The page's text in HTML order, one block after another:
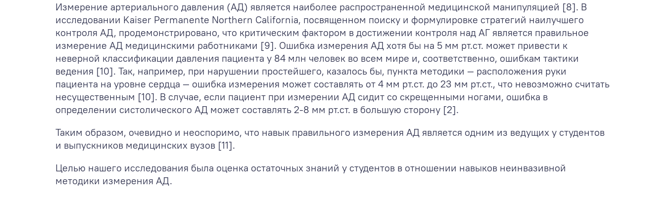
Измерение артериального давления (АД) является наиболее распространенной медицинской манипуляцией [8]. В
исследовании Kaiser Permanente Northern California, посвященном поиску и формулировке стратегий наилучшего
контроля АД, продемонстрировано, что критическим фактором в достижении контроля над АГ является правильное
измерение АД медицинскими работниками [9]. Ошибка измерения АД хотя бы на 5 мм рт.ст. может привести к
неверной классификации давления пациента у 84 млн человек во всем мире и, соответственно, ошибкам тактики
ведения [10]. Так, например, при нарушении простейшего, казалось бы, пункта методики — расположения руки
пациента на уровне сердца — ошибка измерения может составлять от 4 мм рт.ст. до 23 мм рт.ст., что невозможно считать
несущественным [10]. В случае, если пациент при измерении АД сидит со скрещенными ногами, ошибка в
определении систолического АД может составлять 2-8 мм рт.ст. в большую сторону [2].
Таким образом, очевидно и неоспоримо, что навык правильного измерения АД является одним из ведущих у студентов
и выпускников медицинских вузов [11].
Целью нашего исследования была оценка остаточных знаний у студентов в отношении навыков неинвазивной
методики измерения АД.